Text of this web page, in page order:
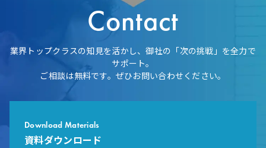
Contact
業界トップクラスの知見を活かし、御社の「次の挑戦」を全力で
サポート。
ご相談は無料です。ぜひお問い合わせください。
Download Materials
資料ダウンロード